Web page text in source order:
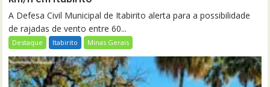
A Defesa Civil Municipal de Itabirito alerta para a possibilidade
de rajadas de vento entre 60...
Destaque Itabirito Minas Gerais